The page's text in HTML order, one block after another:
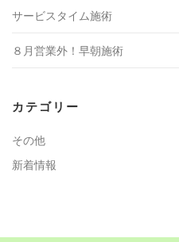
サービスタイム施術
８月営業外！早朝施術
カテゴリー
その他
新着情報